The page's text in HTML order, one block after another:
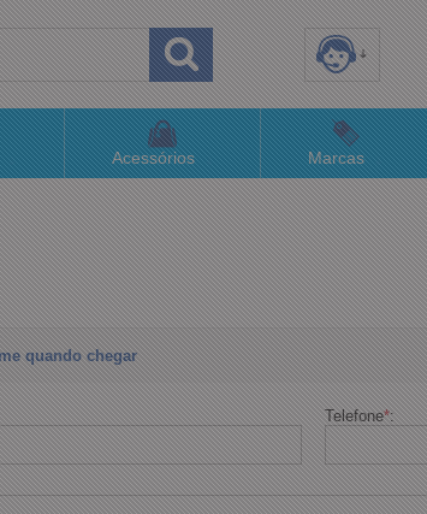
(48) 3658-4820
(48)996063435
sac@lojaconceitom.com.br
Atendimento Online
Acessórios Marcas
quando chegar
Telefone*: